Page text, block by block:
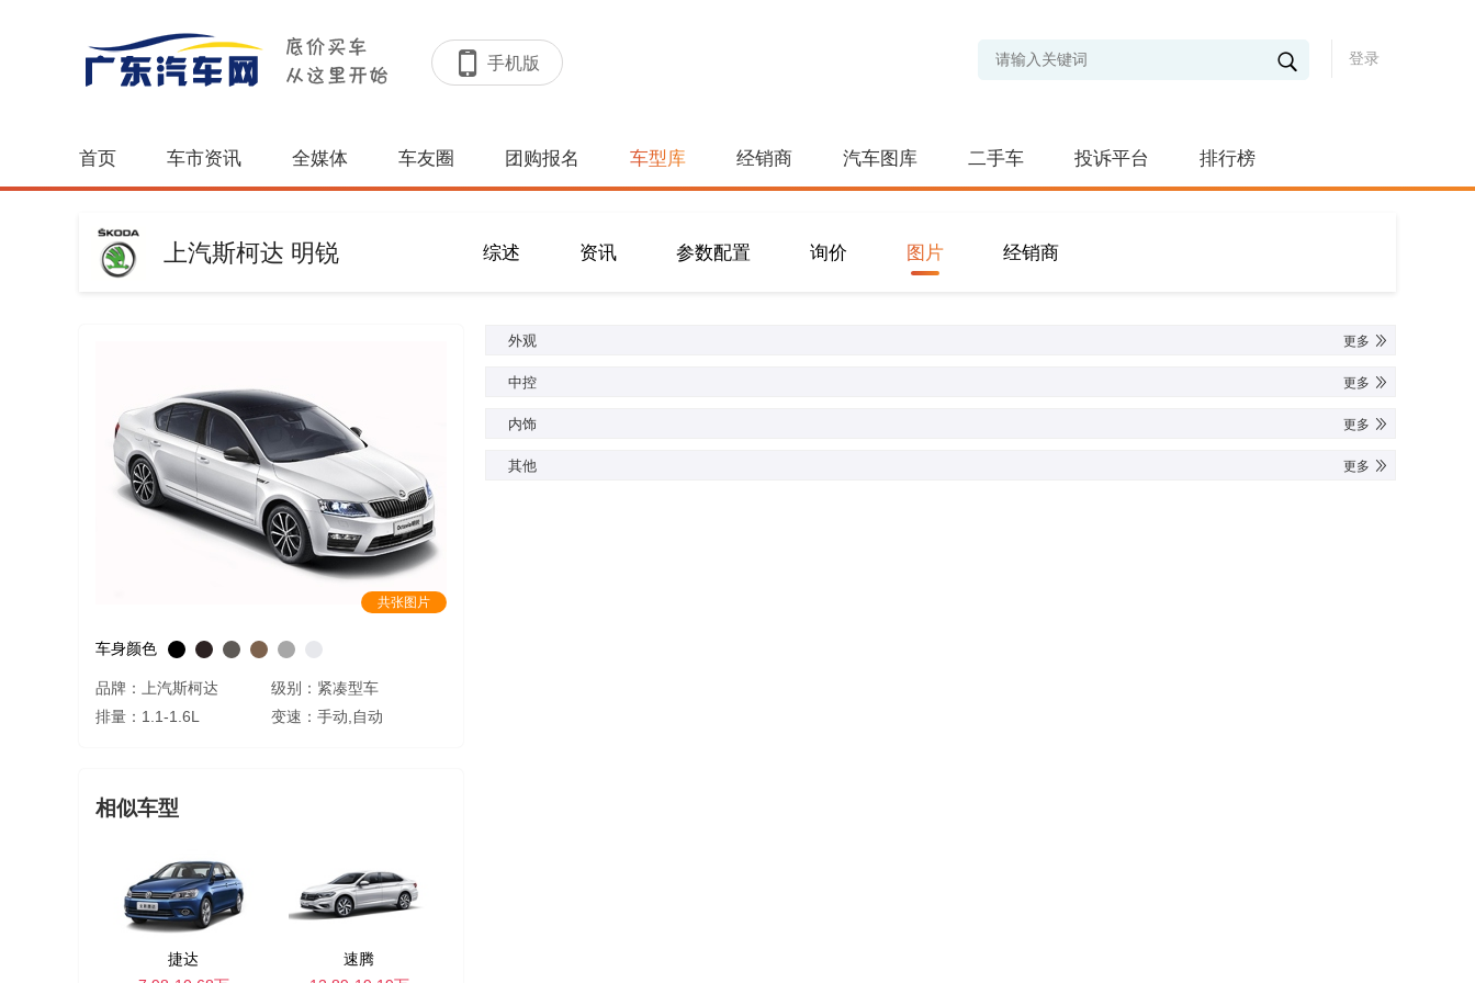
手机版 登录
首页 车市资讯 全媒体 车友圈 团购报名 车型库 经销商 汽车图库 二手车 投诉平台 排行榜
上汽斯柯达 明锐 综述 资讯 参数配置 询价 图片 经销商
共张图片
车身颜色
品牌：上汽斯柯达
级别：紧凑型车
排量：1.1-1.6L
变速：手动,自动
相似车型
捷达
速腾
外观 更多
中控 更多
内饰 更多
其他 更多